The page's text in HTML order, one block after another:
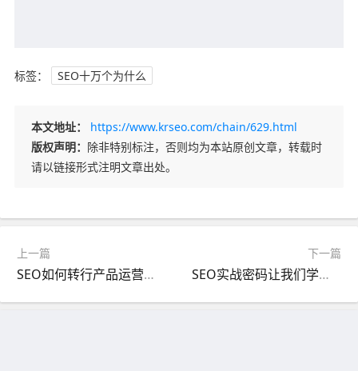
标签： SEO十万个为什么
本文地址：
https://www.krseo.com/chain/629.html
版权声明： 除非特别标注，否则均为本站原创文章，转载时
请以链接形式注明文章出处。
上一篇
SEO如何转行产品运营？有哪些共通之处？
下一篇
SEO实战密码让我们学到什么知识？